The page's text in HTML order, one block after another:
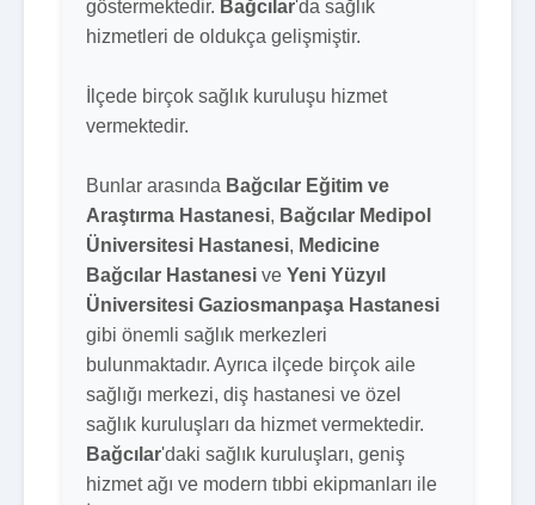
göstermektedir. Bağcılar'da sağlık
hizmetleri de oldukça gelişmiştir.
İlçede birçok sağlık kuruluşu hizmet
vermektedir.
Bunlar arasında Bağcılar Eğitim ve
Araştırma Hastanesi, Bağcılar Medipol
Üniversitesi Hastanesi, Medicine
Bağcılar Hastanesi ve Yeni Yüzyıl
Üniversitesi Gaziosmanpaşa Hastanesi
gibi önemli sağlık merkezleri
bulunmaktadır. Ayrıca ilçede birçok aile
sağlığı merkezi, diş hastanesi ve özel
sağlık kuruluşları da hizmet vermektedir.
Bağcılar'daki sağlık kuruluşları, geniş
hizmet ağı ve modern tıbbi ekipmanları ile